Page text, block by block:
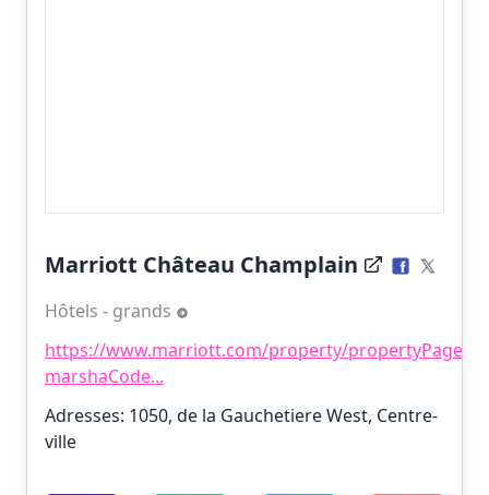
Marriott Château Champlain
Hôtels - grands
https://www.marriott.com/property/
marshaCode...
Adresses: 1050, de la Gauchetiere West, Centre-
ville